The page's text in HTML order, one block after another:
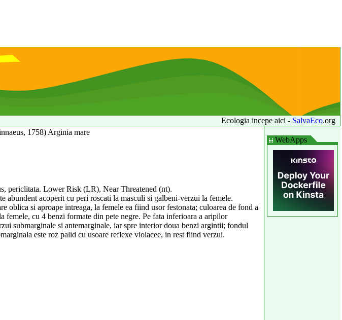
Ecologia incepe aici - SalvaEco.org
1758) Arginia mare
periclitata. Lower Risk (LR), Near Threatened (nt).
abundent acoperit cu peri roscati la masculi si galbeni-verzui la femele.
oblica si aproape intreaga, la femele ea fiind usor festonata; culoarea de fond a
femele, cu 4 benzi formate din pete negre. Pe fata inferioara a aripilor
submarginale si antemarginale, iar spre interior doua benzi argintii; fondul
este roz palid cu usoare reflexe violacee, in rest fiind verzui.
WebApps